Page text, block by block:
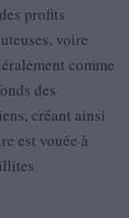
profits
voire
comme
des
créant ainsi
est vouée à